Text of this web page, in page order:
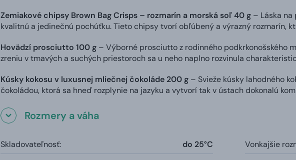
Zemiakové chipsy Brown Bag Crisps – rozmarín a morská soľ 40 g– Láska na
kvalitnú a jedinečnú pochúťku. Tieto chipsy tvorí obľúbený a výrazný rozmarín,
Hovädzí prosciutto 100 g– Výborné prosciutto z rodinného podkrkonošského
zreniu v tmavých a suchých priestoroch sa u neho naplno rozvinula
Kúsky kokosu v luxusnej mliečnej čokoláde 200 g– Svieže kúsky lahodného
čokoládou, ktorá sa hneď rozplynie na jazyku a vytvorí tak v ústach dokonalú
Rozmery a váha
Skladovateľnosť: do 25°C Vonkajšie